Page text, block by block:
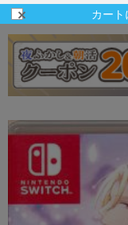
カート